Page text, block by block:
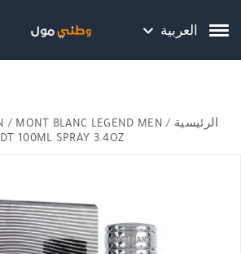
هل نزلت التطبيق ليصلك كل
العربية
الرئيسية /
/ MONT BLANC LEGEND MEN
100ML SPRAY 3.4OZ